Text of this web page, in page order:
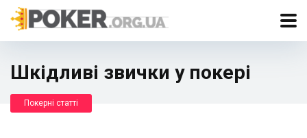
Шкідливі звички у покері
Покерні статті